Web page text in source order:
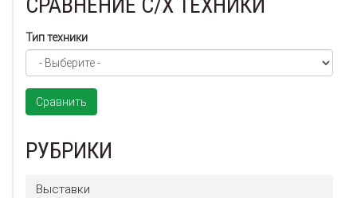
СРАВНЕНИЕ С/Х ТЕХНИКИ
Тип техники
Сравнить
РУБРИКИ
Выставки